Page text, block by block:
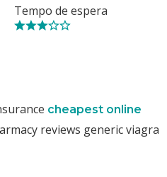
Tempo de espera
cheapest online
reviews generic viagra